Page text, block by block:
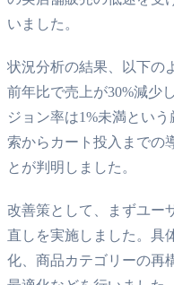
いました。
状況分析の結果、以下の
前年比で売上が30%減少
ジョン率は1%未満とい
索からカート投入までの
とが判明しました。
改善策として、まずユー
直しを実施しました。具
化、商品カテゴリーの再